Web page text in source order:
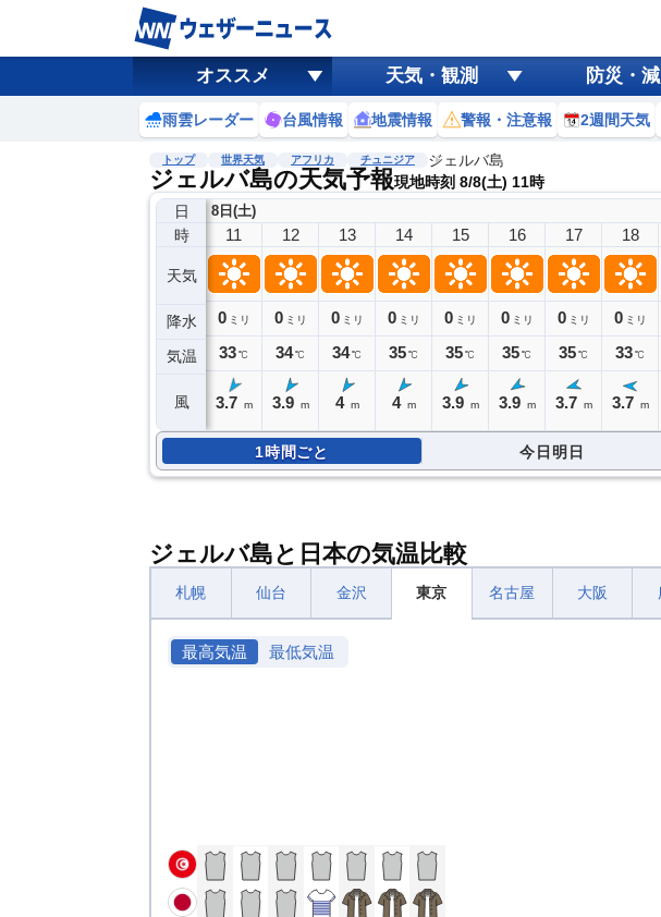
オススメ 天気・観測 防災・
雨雲レーダー 台風情報 地震情報 警報・注意報 2週間天気
トップ 世界天気 アフリカ チュニジア ジェルバ島
ジェルバ島の天気予報現地時刻 8/8(土) 11時
日
時
天気
降水
気温
風
8日(土)
11
0 ミリ
33℃
3.7 m
12
0 ミリ
34℃
3.9 m
13
0 ミリ
34℃
4 m
14
0 ミリ
35℃
4 m
15
0 ミリ
35℃
3.9 m
16
0 ミリ
35℃
3.9 m
17
0 ミリ
35℃
3.7 m
18
0 ミリ
33℃
3.7 m
1時間ごと 今日明日
ジェルバ島と日本の気温比較
札幌 仙台 金沢 東京 名古屋 大阪
最高気温 最低気温